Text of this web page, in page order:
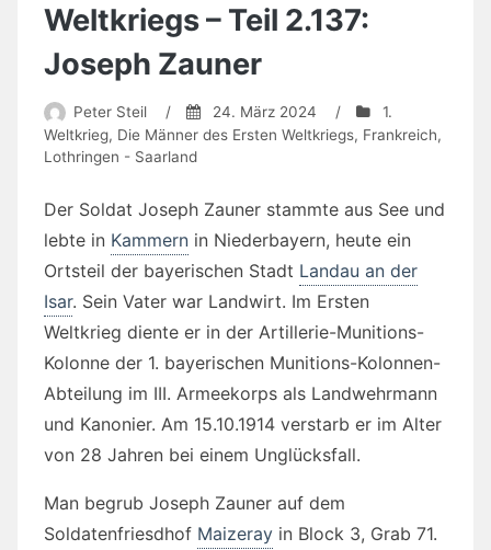
Weltkriegs – Teil 2.137:
Joseph Zauner
Peter Steil / 24. März 2024 /
1.
Weltkrieg, Die Männer des Ersten Weltkriegs, Frankreich,
Lothringen - Saarland
Der Soldat Joseph Zauner stammte aus See und
lebte in Kammern in Niederbayern, heute ein
Ortsteil der bayerischen Stadt Landau an der
Isar. Sein Vater war Landwirt. Im Ersten
Weltkrieg diente er in der Artillerie-Munitions-
Kolonne der 1. bayerischen Munitions-Kolonnen-
Abteilung im III. Armeekorps als Landwehrmann
und Kanonier. Am 15.10.1914 verstarb er im Alter
von 28 Jahren bei einem Unglücksfall.
Man begrub Joseph Zauner auf dem
Soldatenfriesdhof Maizeray in Block 3, Grab 71.